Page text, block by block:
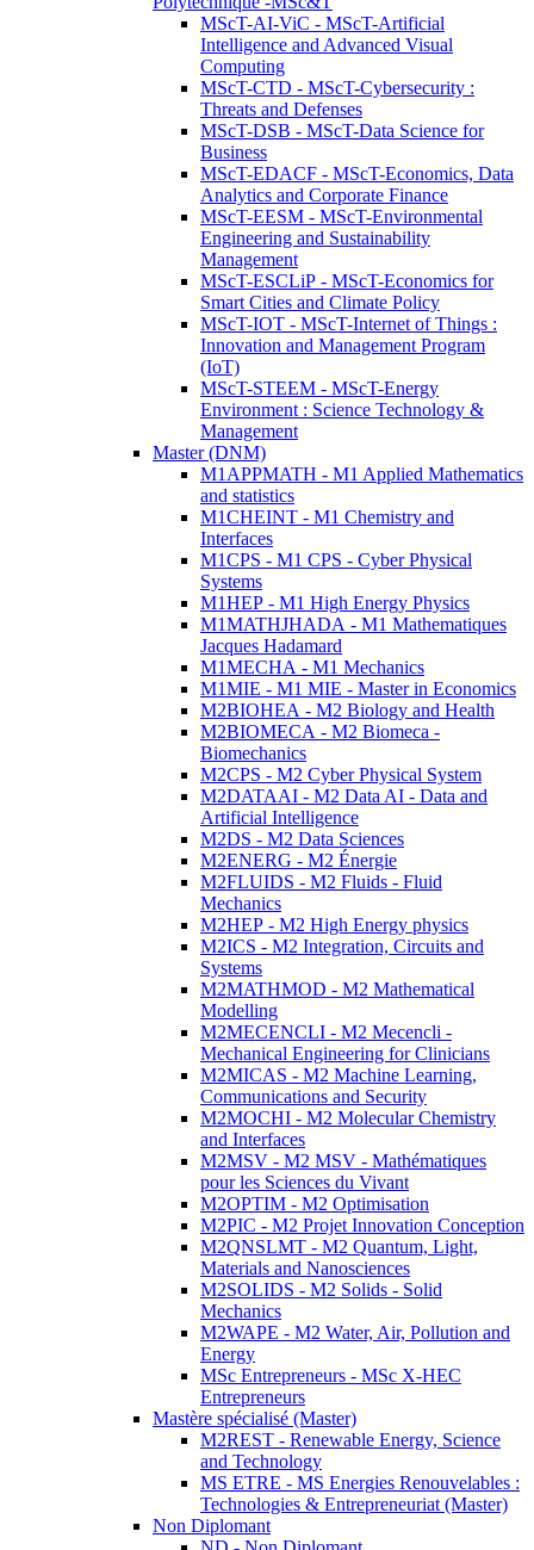
MScT-AI-ViC - MScT-Artificial
Intelligence and Advanced Visual
Computing
MScT-CTD - MScT-Cybersecurity :
Threats and Defenses
MScT-DSB - MScT-Data Science for
Business
MScT-EDACF - MScT-Economics, Data
Analytics and Corporate Finance
MScT-EESM - MScT-Environmental
Engineering and Sustainability
Management
MScT-ESCLiP - MScT-Economics for
Smart Cities and Climate Policy
MScT-IOT - MScT-Internet of Things :
Innovation and Management Program
(IoT)
MScT-STEEM - MScT-Energy
Environment : Science Technology &
Management
Master (DNM)
M1APPMATH - M1 Applied Mathematics
and statistics
M1CHEINT - M1 Chemistry and
Interfaces
M1CPS - M1 CPS - Cyber Physical
Systems
M1HEP - M1 High Energy Physics
M1MATHJHADA - M1 Mathematiques
Jacques Hadamard
M1MECHA - M1 Mechanics
M1MIE - M1 MIE - Master in Economics
M2BIOHEA - M2 Biology and Health
M2BIOMECA - M2 Biomeca -
Biomechanics
M2CPS - M2 Cyber Physical System
M2DATAAI - M2 Data AI - Data and
Artificial Intelligence
M2DS - M2 Data Sciences
M2ENERG - M2 Énergie
M2FLUIDS - M2 Fluids - Fluid
Mechanics
M2HEP - M2 High Energy physics
M2ICS - M2 Integration, Circuits and
Systems
M2MATHMOD - M2 Mathematical
Modelling
M2MECENCLI - M2 Mecencli -
Mechanical Engineering for Clinicians
M2MICAS - M2 Machine Learning,
Communications and Security
M2MOCHI - M2 Molecular Chemistry
and Interfaces
M2MSV - M2 MSV - Mathématiques
pour les Sciences du Vivant
M2OPTIM - M2 Optimisation
M2PIC - M2 Projet Innovation Conception
M2QNSLMT - M2 Quantum, Light,
Materials and Nanosciences
M2SOLIDS - M2 Solids - Solid
Mechanics
M2WAPE - M2 Water, Air, Pollution and
Energy
MSc Entrepreneurs - MSc X-HEC
Entrepreneurs
Mastère spécialisé (Master)
M2REST - Renewable Energy, Science
and Technology
MS ETRE - MS Energies Renouvelables :
Technologies & Entrepreneuriat (Master)
Non Diplomant